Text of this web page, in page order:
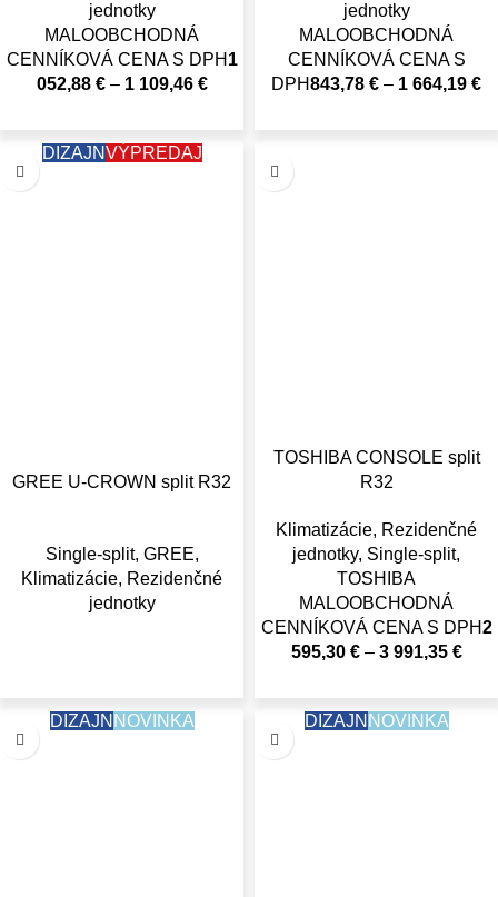
jednotky
MALOOBCHODNÁ
CENNÍKOVÁ CENA S DPH 1
052,88 €– 1 109,46 €
jednotky
MALOOBCHODNÁ
CENNÍKOVÁ CENA S
DPH843,78 € – 1 664,19 €
DIZAJNVÝPREDAJ
GREE U-CROWN split R32
Single-split, GREE,
Klimatizácie, Rezidenčné
jednotky
TOSHIBA CONSOLE split
R32
Klimatizácie, Rezidenčné
jednotky, Single-split,
TOSHIBA
MALOOBCHODNÁ
CENNÍKOVÁ CENA S DPH2
595,30 €– 3 991,35 €
DIZAJN NOVINKA DIZAJN NOVINKA